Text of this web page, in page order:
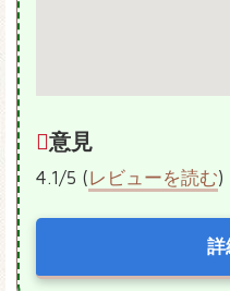
意見
4.1/5 (レビューを読む)
詳